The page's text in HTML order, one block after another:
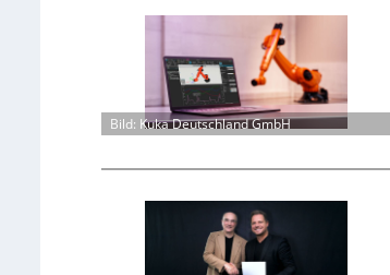
Bild: Kuka Deutschland GmbH